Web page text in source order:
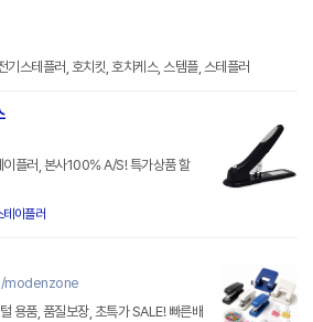
기스테플러, 호치킷, 호치케스, 스템플, 스테플러
플러, 본사100% A/S! 특가상품 할
테이플러
modenzone
용품, 품질보장, 초특가 SALE! 빠른배